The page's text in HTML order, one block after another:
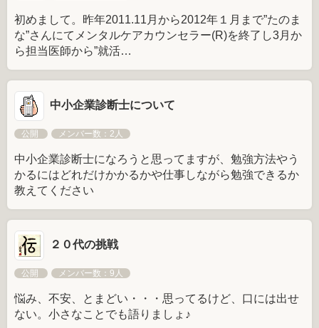
初めまして。昨年2011.11月から2012年１月まで”たのま
な”さんにてメンタルケアカウンセラー(R)を終了し3月か
ら担当医師から”就活…
中小企業診断士について
公開 メンバー数：2人
中小企業診断士になろうと思ってますが、勉強方法やう
かるにはどれだけかかるかや仕事しながら勉強できるか
教えてください
２０代の挑戦
公開 メンバー数：9人
悩み、不安、とまどい・・・思ってるけど、口には出せ
ない。小さなことでも語りましょ♪